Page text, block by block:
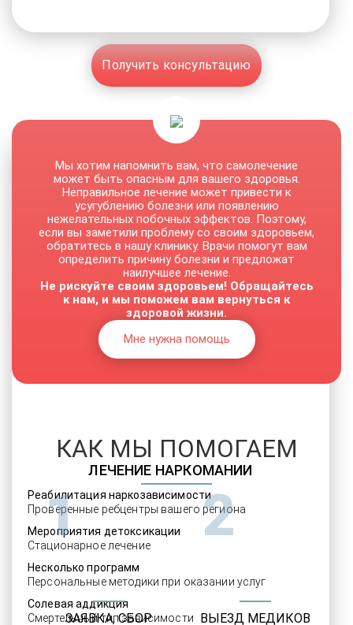
Получить консультацию
ЛЕЧЕНИЕ НАРКОМАНИИ
Реабилитация наркозависимости
Проверенные ребцентры вашего региона
Мероприятия детоксикации
Стационарное лечение
Несколько программ
Персональные методики при оказании услуг
Солевая аддикция
Смертельный тип зависимости
Мы хотим напомнить вам, что самолечение
может быть опасным для вашего здоровья.
Неправильное лечение может привести к
усугублению болезни или появлению
нежелательных побочных эффектов. Поэтому,
если вы заметили проблему со своим здоровьем,
обратитесь в нашу клинику. Врачи помогут вам
определить причину болезни и предложат
наилучшее лечение.
Не рискуйте своим здоровьем! Обращайтесь
к нам, и мы поможем вам вернуться к
здоровой жизни.
Мне нужна помощь
КАК МЫ ПОМОГАЕМ
1
ЗАЯВКА, СБОР
2
ВЫЕЗД МЕДИКОВ